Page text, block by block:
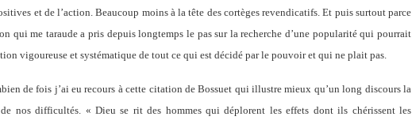
et de l’action. Beaucoup moins à la tête des cortèges revendicatifs. Et puis surtout parce
qui me taraude a pris depuis longtemps le pas sur la recherche d’une popularité qui pourrait
vigoureuse et systématique de tout ce qui est décidé par le pouvoir et qui ne plait pas.
de fois j’ai eu recours à cette citation de Bossuet qui illustre mieux qu’un long discours la
nos difficultés. « Dieu se rit des hommes qui déplorent les effets dont ils chérissent les